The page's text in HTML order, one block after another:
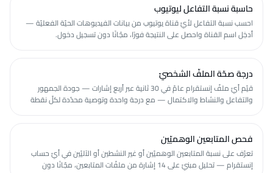
حاسبة نسبة التفاعل ليوتيوب
احسب نسبة التفاعل لأيّ قناة يوتيوب من بيانات الفيديوهات الحيّة الفعليّة —
أدخِل اسم القناة واحصل على النتيجة فورًا، مجّانًا دون تسجيل دخول.
درجة صحّة الملفّ الشخصيّ
قيّم أيّ ملفّ إنستقرام عامّ في 30 ثانية عبر أربع إشارات — جودة الجمهور
والتفاعل والنشاط والاكتمال — مع درجة واحدة وتوصية محدّدة لكلّ نقطة
فحص المتابعين الوهميّين
تعرّف على نسبة المتابعين الوهميّين أو غير النشطين أو الآليّين في أيّ حساب
إنستقرام — تحليل مبنيّ على 14 إشارة من ملفّات المتابعين، مجّانًا دون